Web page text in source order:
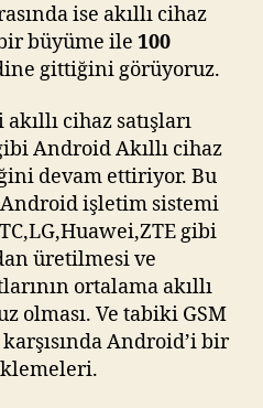
ise akıllı cihaz
büyüme ile 100
gittiğini görüyoruz.
cihaz satışları
Android Akıllı cihaz
devam ettiriyor. Bu
işletim sistemi
gibi
üretilmesi ve
ortalama akıllı
olması. Ve tabiki GSM
Android’i bir